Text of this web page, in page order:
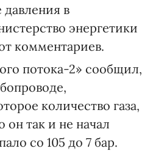
давления в
энергетики
комментариев.
потока-2» сообщил,
количество газа,
он так и не начал
со 105 до 7 бар.